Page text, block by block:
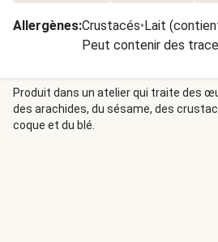
Allergènes:Crustacés•Lait
Peut contenir des
Produit dans un atelier qui traite des
des arachides, du sésame, des
coque et du blé.